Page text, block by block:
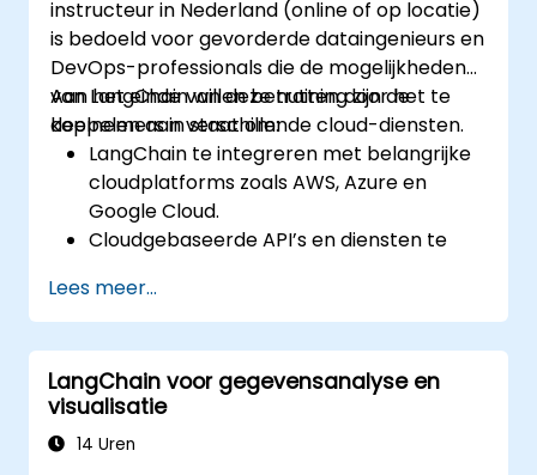
instructeur in Nederland (online of op locatie)
is bedoeld voor gevorderde dataingenieurs en
DevOps-professionals die de mogelijkheden
van LangChain willen benutten door het te
koppelen aan verschillende cloud-diensten.
Aan het einde van deze training zijn de
deelnemers in staat om:
LangChain te integreren met belangrijke
cloudplatforms zoals AWS, Azure en
Google Cloud.
Cloudgebaseerde API’s en diensten te
toepassingen.
Gespreksagenten naar de cloud te
schalen en daar te implementeren voor
real-time interactie.
Beste beveiligings- en
monitoringpraktijken toe te passen in
Lees meer...
LangChain voor gegevensanalyse en
visualisatie
14 Uren